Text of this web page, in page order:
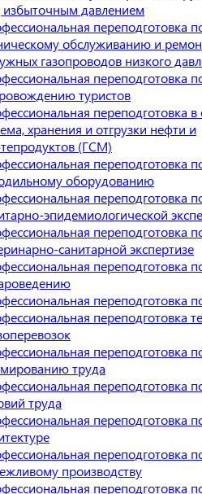
избыточным давлением
переподготовка
обслуживанию и
газопроводов низкого
переподготовка
туристов
переподготовка в
хранения и отгрузки нефти и
(ГСМ)
переподготовка
оборудованию
переподготовка
эпидемиологической
переподготовка
санитарной экспертизе
переподготовка
переподготовка
переподготовка
переподготовка
труда
переподготовка
труда
переподготовка
переподготовка
производству
переподготовка